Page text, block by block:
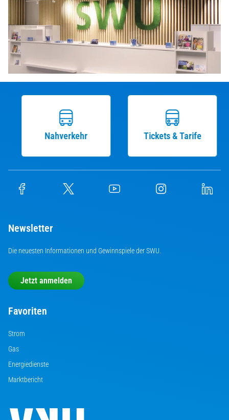
Nahverkehr Tickets & Tarife
Newsletter
Die neuesten Informationen und Gewinnspiele der SWU.
Jetzt anmelden
Favoriten
Strom
Gas
Energiedienste
Marktbericht